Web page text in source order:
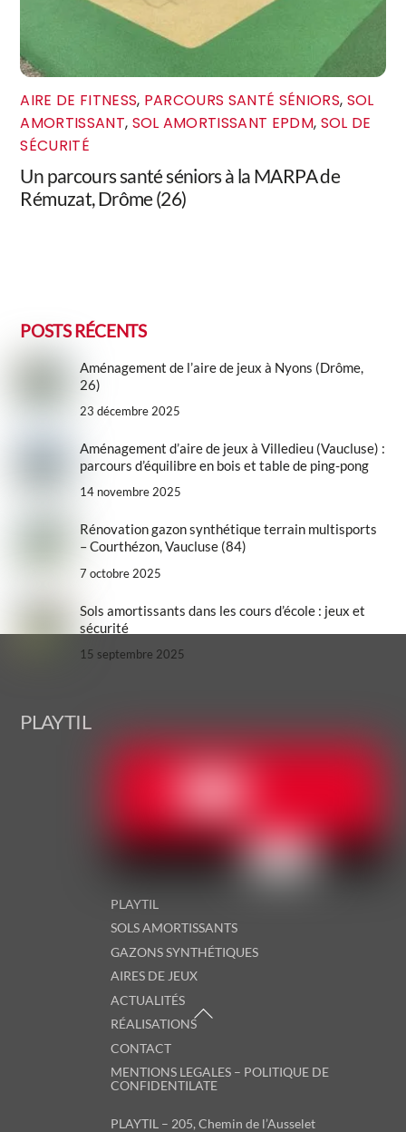
AIRE DE FITNESS, PARCOURS SANTÉ SÉNIORS, SOL
AMORTISSANT, SOL AMORTISSANT EPDM, SOL DE
SÉCURITÉ
Un parcours santé séniors à la MARPA de
Rémuzat, Drôme (26)
POSTS RÉCENTS
Aménagement de l’aire de jeux à Nyons (Drôme,
26)
23 décembre 2025
Aménagement d’aire de jeux à Villedieu (Vaucluse) :
parcours d’équilibre en bois et table de ping-pong
14 novembre 2025
Rénovation gazon synthétique terrain multisports
– Courthézon, Vaucluse (84)
7 octobre 2025
Sols amortissants dans les cours d’école : jeux et
sécurité
15 septembre 2025
Top
PLAYTIL
PLAYTIL
SOLS AMORTISSANTS
GAZONS SYNTHÉTIQUES
AIRES DE JEUX
ACTUALITÉS
RÉALISATIONS
CONTACT
MENTIONS LEGALES – POLITIQUE DE
CONFIDENTILATE
PLAYTIL – 205, Chemin de l’Ausselet